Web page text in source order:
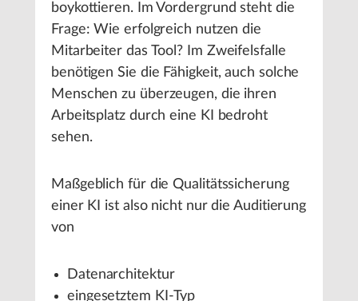
boykottieren. Im Vordergrund steht die
Frage: Wie erfolgreich nutzen die
Mitarbeiter das Tool? Im Zweifelsfalle
benötigen Sie die Fähigkeit, auch solche
Menschen zu überzeugen, die ihren
Arbeitsplatz durch eine KI bedroht
sehen.
Maßgeblich für die Qualitätssicherung
einer KI ist also nicht nur die Auditierung
von
Datenarchitektur
eingesetztem KI-Typ